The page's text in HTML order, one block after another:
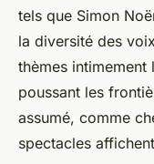
tels que Simon
la diversité des
thèmes
poussant les
assumé, comme
spectacles